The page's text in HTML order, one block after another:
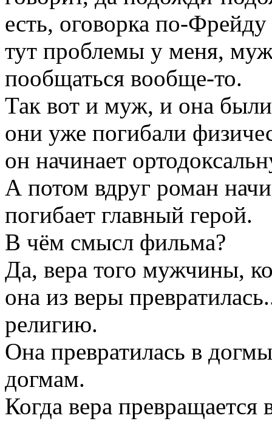
есть, оговорка по-Фрейду
тут проблемы у меня,
пообщаться вообще-то.
Так вот и муж, и она были
они уже погибали
он начинает
А потом вдруг роман
погибает главный герой.
В чём смысл фильма?
Да, вера того мужчины,
она из веры
религию.
Она превратилась в
догмам.
Когда вера